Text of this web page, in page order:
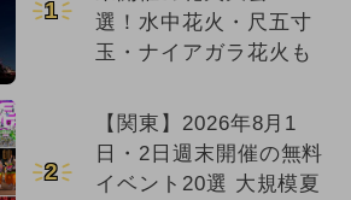
1
選！水中花火・尺五寸
玉・ナイアガラ花火も
2
【関東】2026年8月1
日・2日週末開催の無料
イベント20選 大規模夏